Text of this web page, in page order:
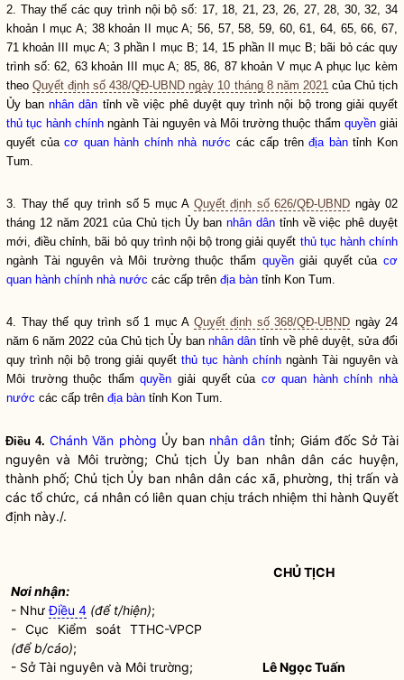
2. Thay thế các quy trình nội bộ số: 17, 18, 21, 23, 26, 27, 28, 30, 32, 34
khoản I mục A; 38 khoản II mục A; 56, 57, 58, 59, 60, 61, 64, 65, 66, 67,
71 khoản III mục A; 3 phần I mục B; 14, 15 phần II mục B; bãi bỏ các quy
trình số: 62, 63 khoản III mục A; 85, 86, 87 khoản V mục A phục lục kèm
theoQuyết định số 438/QĐ-UBND ngày 10 tháng 8 năm 2021của Chủ tịch
Ủy bannhân dân tỉnh về việc phê duyệt quy trình nội bộ trong giải quyết
thủ tục hành chính ngành Tài nguyên và Môi trường thuộc thẩm quyền giải
quyết củacơ quan hành chính nhà nước các cấp trênđịa bàntỉnh Kon
Tum.
3. Thay thế quy trình số 5 mục A Quyết định số 626/QĐ-UBND ngày 02
tháng 12 năm 2021 của Chủ tịch Ủy bannhân dân tỉnh về việc phê duyệt
mới, điều chỉnh, bãi bỏ quy trình nội bộ trong giải quyết thủ tục hành chính
ngành Tài nguyên và Môi trường thuộc thẩm quyềngiải quyết củacơ
quan hành chính nhà nước các cấp trên địa bàn tỉnh Kon Tum.
4. Thay thế quy trình số 1 mục A Quyết định số 368/QĐ-UBND ngày 24
năm 6 năm 2022 của Chủ tịch Ủy bannhân dân tỉnh về phê duyệt, sửa đổi
quy trình nội bộ trong giải quyết thủ tục hành chính ngành Tài nguyên và
Môi trường thuộc thẩmquyền giải quyết của cơ quan hành chính nhà
nước các cấp trên địa bàn tỉnh Kon Tum.
Điều 4.Chánh Văn phòng Ủy ban nhân dân tỉnh; Giám đốc Sở Tài
nguyên và Môi trường; Chủ tịch Ủy ban nhân dân các huyện,
thành phố; Chủ tịch Ủy ban nhân dâncác xã, phường, thị trấn và
các tổ chức, cá nhân có liên quan chịu trách nhiệm thi hành Quyết
định này./.
Nơi nhận:
- NhưĐiều 4 (để t/hiện);
- Cục Kiểm soát TTHC-VPCP
(để b/cáo);
- Sở Tài nguyên và Môi trường;
CHỦ TỊCH
Lê Ngọc Tuấn